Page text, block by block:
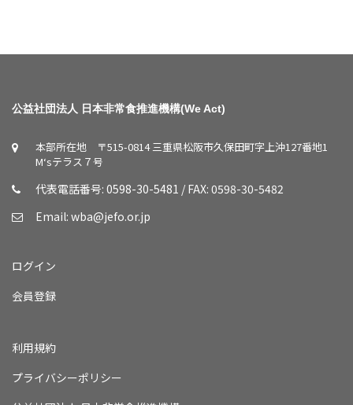
公益社団法人 日本非常食推進機構(We Act)
本部所在地 〒515-0814 三重県松阪市久保田町字上沖127番地1
M‘sテラス７号
代表電話番号: 0598-30-5481 / FAX: 0598-30-5482
Email: wba@jefo.or.jp
ログイン
会員登録
利用規約
プライバシーポリシー